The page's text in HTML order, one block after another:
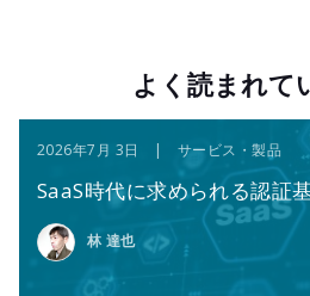
よく読まれて
2026年7月 3日 | サービス・製品
SaaS時代に求められる認証
林 達也